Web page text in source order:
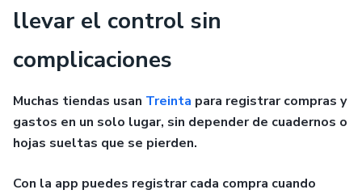
llevar el control sin
complicaciones
Muchas tiendas usan Treinta para registrar compras y
gastos en un solo lugar, sin depender de cuadernos o
hojas sueltas que se pierden.
Con la app puedes registrar cada compra cuando